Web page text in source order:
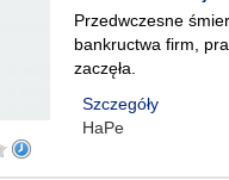
Przedwczesne
bankructwa firm,
zaczęła.
Szczegóły
HaPe